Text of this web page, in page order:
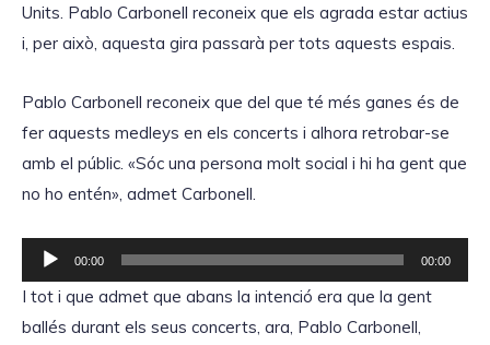
Units. Pablo Carbonell reconeix que els agrada estar actius
i, per això, aquesta gira passarà per tots aquests espais.
Pablo Carbonell reconeix que del que té més ganes és de
fer aquests medleys en els concerts i alhora retrobar-se
amb el públic. «Sóc una persona molt social i hi ha gent que
no ho entén», admet Carbonell.
e
00:00 00:00
I tot i que admet que abans la intenció era que la gent
ballés durant els seus concerts, ara, Pablo Carbonell,